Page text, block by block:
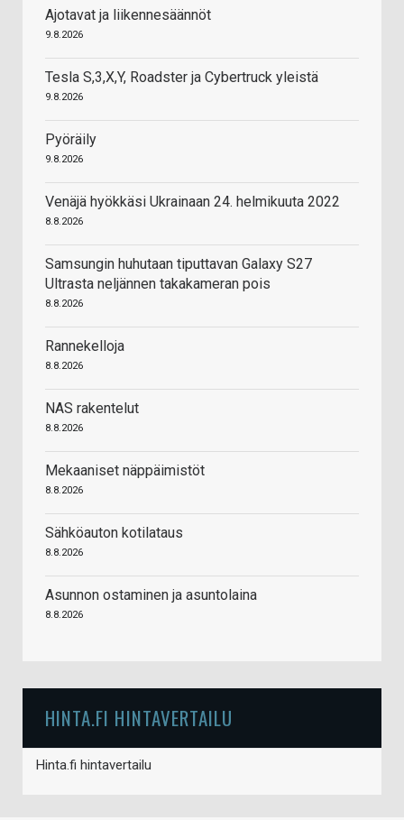
Ajotavat ja liikennesäännöt
9.8.2026
Tesla S,3,X,Y, Roadster ja Cybertruck yleistä
9.8.2026
Pyöräily
9.8.2026
Venäjä hyökkäsi Ukrainaan 24. helmikuuta 2022
8.8.2026
Samsungin huhutaan tiputtavan Galaxy S27
Ultrasta neljännen takakameran pois
8.8.2026
Rannekelloja
8.8.2026
NAS rakentelut
8.8.2026
Mekaaniset näppäimistöt
8.8.2026
Sähköauton kotilataus
8.8.2026
Asunnon ostaminen ja asuntolaina
8.8.2026
HINTA.FI HINTAVERTAILU
Hinta.fi hintavertailu